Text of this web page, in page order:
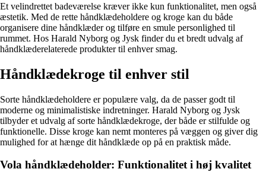
Et velindrettet badeværelse kræver ikke kun funktionalitet, men også
æstetik. Med de rette håndklædeholdere og kroge kan du både
organisere dine håndklæder og tilføre en smule personlighed til
rummet. Hos Harald Nyborg og Jysk finder du et bredt udvalg af
håndklæderelaterede produkter til enhver smag.
Håndklædekroge til enhver stil
Sorte håndklædeholdere er populære valg, da de passer godt til
moderne og minimalistiske indretninger. Harald Nyborg og Jysk
tilbyder et udvalg af sorte håndklædekroge, der både er stilfulde og
funktionelle. Disse kroge kan nemt monteres på væggen og giver dig
mulighed for at hænge dit håndklæde op på en praktisk måde.
Vola håndklædeholder: Funktionalitet i høj kvalitet